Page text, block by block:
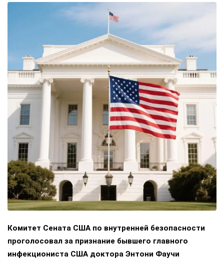
Комитет Сената США по внутренней безопасности
проголосовал за признание бывшего главного
инфекциониста США доктора Энтони Фаучи